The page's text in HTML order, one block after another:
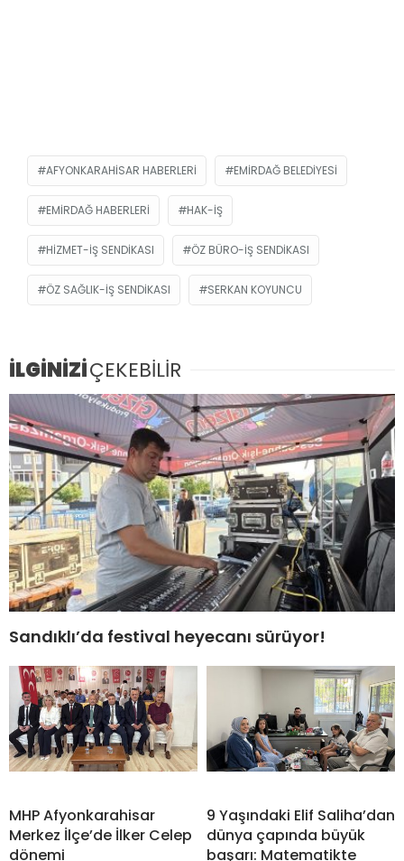
AFYONKARAHISAR HABERLERI EMIRDAĞ BELEDIYESI
EMIRDAĞ HABERLERI HAK-İŞ
HIZMET-İŞ SENDIKASI ÖZ BÜRO-İŞ SENDIKASI
ÖZ SAĞLIK-İŞ SENDIKASI SERKAN KOYUNCU
İLGİNİZİÇEKEBİLİR
Sandıklı’da festival heyecanı sürüyor!
MHP Afyonkarahisar
Merkez İlçe’de İlker Celep
dönemi
9 Yaşındaki Elif Saliha’dan
dünya çapında büyük
başarı: Matematikte